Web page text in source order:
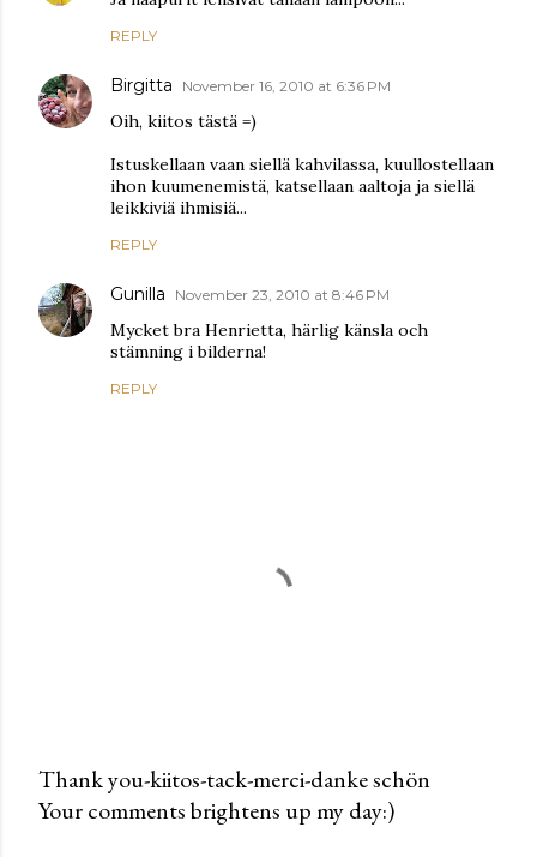
REPLY
Birgitta November 16, 2010 at 6:36 PM
Oih, kiitos tästä =)
Istuskellaan vaan siellä kahvilassa, kuullostellaan
ihon kuumenemistä, katsellaan aaltoja ja siellä
leikkiviä ihmisiä...
REPLY
Gunilla November 23, 2010 at 8:46 PM
Mycket bra Henrietta, härlig känsla och
stämning i bilderna!
REPLY
P
Thank you-kiitos-tack-merci-danke schön
Your comments brightens up my day:)